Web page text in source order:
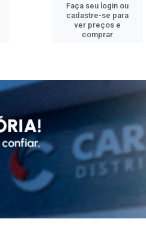
Faça seu login ou
cadastre-se para
ver preços e
comprar